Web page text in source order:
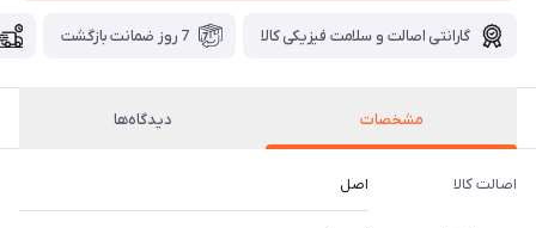
گارانتی اصالت و سلامت فیزیکی کالا 7 روز ضمانت بازگشت
مشخصات دیدگاه‌ها
اصالت کالا اصل